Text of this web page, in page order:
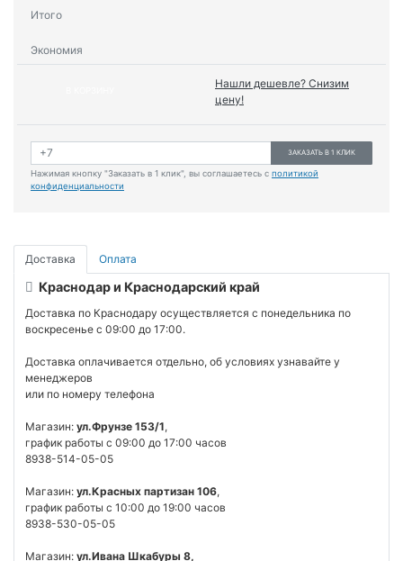
Итого
Экономия
Нашли дешевле? Снизим
цену!
ЗАКАЗАТЬ В 1 КЛИК
Нажимая кнопку "Заказать в 1 клик", вы соглашаетесь с политикой
конфиденциальности
Доставка Оплата
Краснодар и Краснодарский край
Доставка по Краснодару осуществляется с понедельника по
воскресенье с 09:00 до 17:00.
Доставка оплачивается отдельно, об условиях узнавайте у
менеджеров
или по номеру телефона
Магазин: ул.Фрунзе 153/1,
график работы с 09:00 до 17:00 часов
8938-514-05-05
Магазин: ул.Красных партизан 106,
график работы с 10:00 до 19:00 часов
8938-530-05-05
Магазин: ул.Ивана Шкабуры 8,